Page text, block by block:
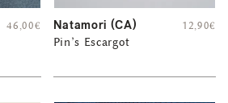
46,00€ Natamori (CA)
Pin’s Escargot
12,90€